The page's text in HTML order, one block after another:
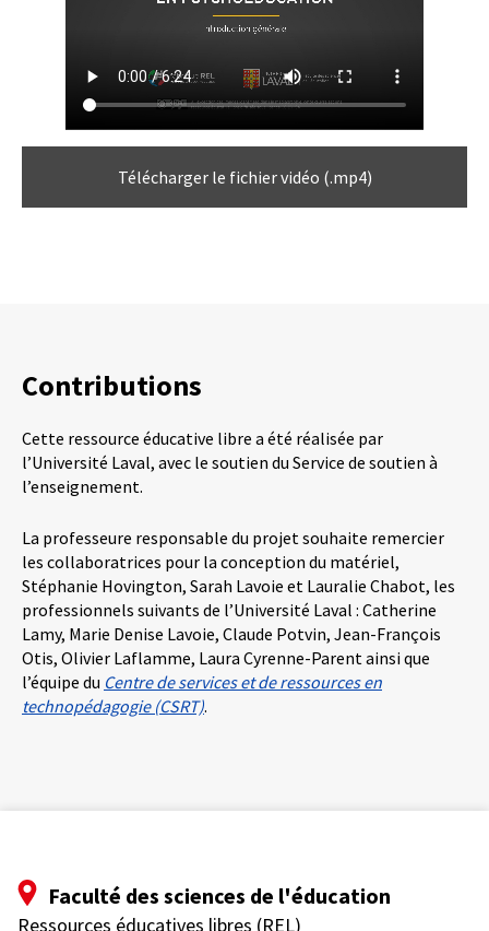
Télécharger le fichier vidéo (.mp4)
Contributions
Cette ressource éducative libre a été réalisée par
l’Université Laval, avec le soutien du Service de soutien à
l’enseignement.
La professeure responsable du projet souhaite remercier
les collaboratrices pour la conception du matériel,
Stéphanie Hovington, Sarah Lavoie et Lauralie Chabot, les
professionnels suivants de l’Université Laval : Catherine
Lamy, Marie Denise Lavoie, Claude Potvin, Jean-François
Otis, Olivier Laflamme, Laura Cyrenne-Parent ainsi que
l’équipe du Centre de services et de ressources en
technopédagogie (CSRT).
Faculté des sciences de l'éducation
Ressources éducatives libres (REL)